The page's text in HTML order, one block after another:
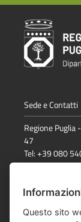
Sede e Contatti
Regione Puglia
47
Tel: +39 080
email:
Dichiarazione di
Questo sito